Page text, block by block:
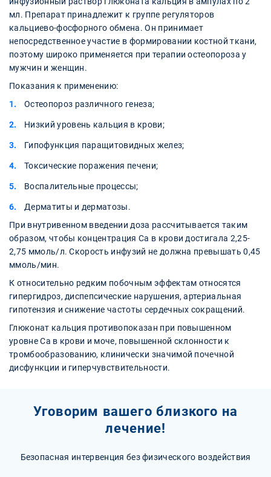
мл. Препарат принадлежит к группе регуляторов
кальциево-фосфорного обмена. Он принимает
непосредственное участие в формировании костной ткани,
поэтому широко применяется при терапии остеопороза у
мужчин и женщин.
Показания к применению:
Остеопороз различного генеза;
Низкий уровень кальция в крови;
Гипофункция паращитовидных желез;
Токсические поражения печени;
Воспалительные процессы;
Дерматиты и дерматозы.
При внутривенном введении доза рассчитывается таким
образом, чтобы концентрация Са в крови достигала 2,25-
2,75 ммоль/л. Скорость инфузий не должна превышать 0,45
ммоль/мин.
К относительно редким побочным эффектам относятся
гипергидроз, диспепсические нарушения, артериальная
гипотензия и снижение частоты сердечных сокращений.
Глюконат кальция противопоказан при повышенном
уровне Са в крови и моче, повышенной склонности к
тромбообразованию, клинически значимой почечной
дисфункции и гиперчувствительности.
Уговорим вашего близкого на
лечение!
Безопасная интервенция без физического воздействия